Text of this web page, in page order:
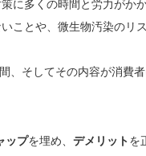
に多くの時間と労力がかか
いことや、微生物汚染のリ
、そしてその内容が消費
ップを埋め、 デメリットを